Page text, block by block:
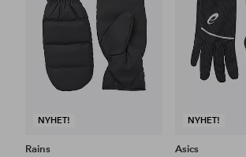
NYHET!
Rains
NYHET!
Asics